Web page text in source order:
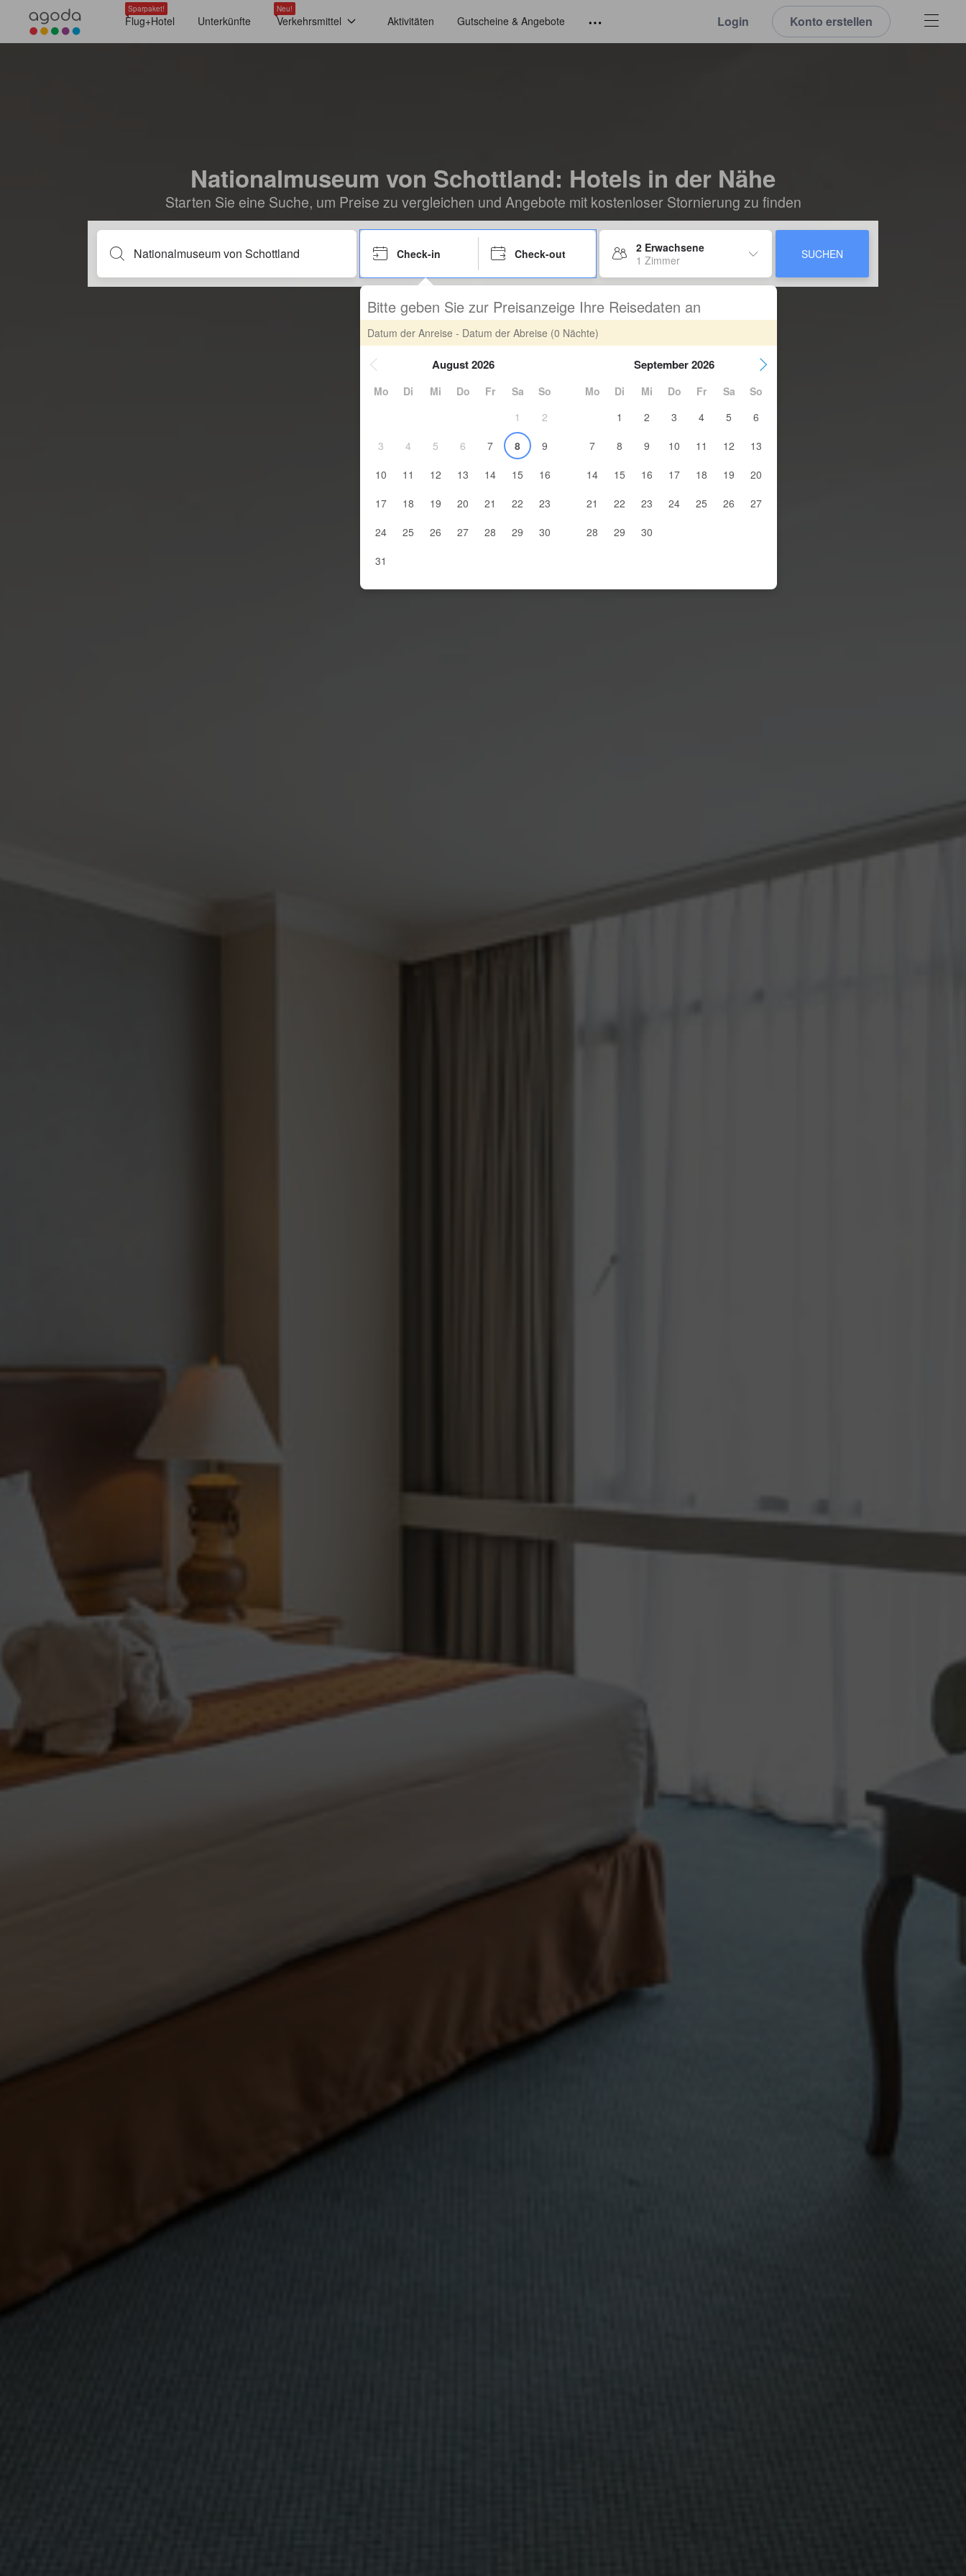
Sparpaket!
Flug+Hotel Unterkünfte
Neu!
Verkehrsmittel Aktivitäten Gutscheine & Angebote Login Konto erstellen
Nationalmuseum von Schottland: Hotels in der Nähe
Starten Sie eine Suche, um Preise zu vergleichen und Angebote mit kostenloser Stornierung zu finden
Check-in Check-out
2 Erwachsene
1 Zimmer
SUCHEN
Bitte geben Sie zur Preisanzeige Ihre Reisedaten an
Datum der Anreise - Datum der Abreise (0 Nächte)
August 2026
Mo Di Mi Do Fr Sa
So
1
2
3
4 5 6 7 8
9
10
11 12 13 14 15
16
17
18 19 20 21 22
23
24
25 26 27 28 29
30
31
September 2026
Mo Di Mi Do Fr Sa
So
1
2 3 4 5
6
7
8 9 10 11 12
13
14
15 16 17 18 19
20
21
22 23 24 25 26
27
28
29 30